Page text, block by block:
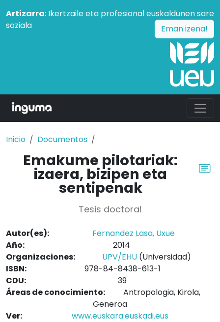
Artizarra: Ikertzaile eta profesional euskaldunen sare
soziala
Eman izena!
Inicio Documentos
Emakume pilotariak:
izaera, bizipen eta
sentipenak
Tesis doctoral
Autor(es):
Fernandez Lasa, Uxue
Año:
2014
Organizaciones:
UPV/EHU (Universidad)
ISBN:
978-84-8438-613-1
CDU:
39
Áreas de conocimiento:
Antropologia, Kirola,
Generoa
Ver:
www.euskara.euskadi.eus